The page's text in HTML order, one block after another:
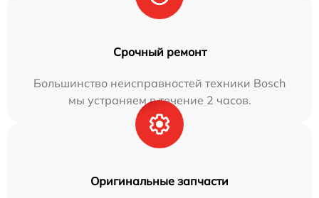
Срочный ремонт
Большинство неисправностей техники Bosch
мы устраняем в течение 2 часов.
Оригинальные запчасти